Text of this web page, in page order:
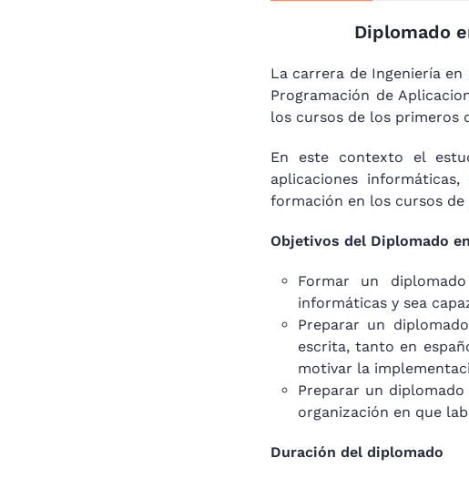
Diplomado
La carrera de Ingeniería
Programación de
los cursos de los primeros
En este contexto el
aplicaciones
formación en los cursos de
Objetivos del Diplomado
Formar un
informáticas y sea
Preparar un
escrita, tanto en
motivar la
Preparar un
organización en que
Duración del diplomado